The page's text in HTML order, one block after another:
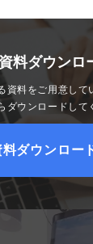
資料ダウンロ
資料をご用意して
ダウンロードして
料ダウンロー